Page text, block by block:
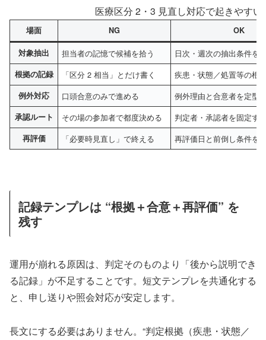
医療区分 2・3 見直し対応で起きやす
場面 NG OK
対象抽出 担当者の記憶で候補を拾う 日次・週次の抽出条件を
根拠の記録 「区分 2 相当」とだけ書く 疾患・状態／処置等の根
例外対応 口頭合意のみで進める 例外理由と合意者を定型
承認ルート その場の参加者で都度決める 判定者・承認者を固定す
再評価 「必要時見直し」で終える 再評価日と前倒し条件を
記録テンプレは “根拠＋合意＋再評価” を
残す
運用が崩れる原因は、判定そのものより「後から説明でき
る記録」が不足することです。短文テンプレを共通化する
と、申し送りや照会対応が安定します。
長文にする必要はありません。“判定根拠（疾患・状態／